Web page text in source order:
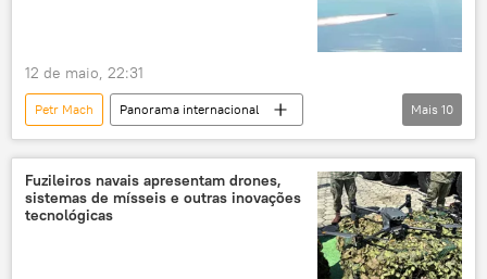
12 de maio, 22:31
Petr Mach
Panorama internacional
Rússia
Defesa
Vladimir Putin
Igor Korotchenko
Reino Unido
França
Federação da Rússia
Mais 10
Fuzileiros navais apresentam drones,
sistemas de mísseis e outras inovações
tecnológicas